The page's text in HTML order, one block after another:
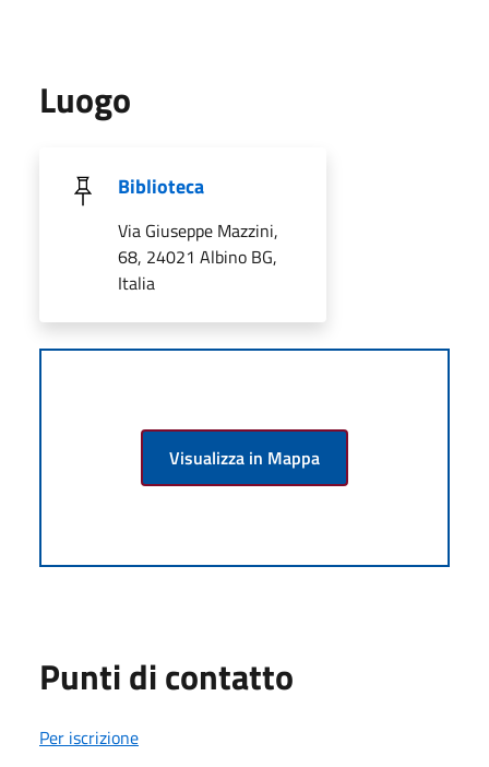
Luogo
Biblioteca
Via Giuseppe Mazzini,
68, 24021 Albino BG,
Italia
Visualizza in Mappa
Punti di contatto
Per iscrizione